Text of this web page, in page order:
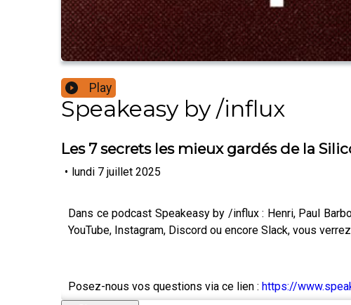
Play
Speakeasy by /influx
Les 7 secrets les mieux gardés de la
• lundi 7 juillet 2025
Dans ce podcast Speakeasy by /influx : Henri, Paul
YouTube, Instagram, Discord ou encore Slack, vous
Posez-nous vos questions via ce lien : https://